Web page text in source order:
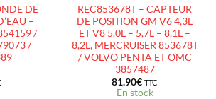
DE
–
/
/
REC853678T – CAPTEUR
DE POSITION GM V6 4,3L
ET V8 5,0L – 5,7L – 8,1L –
8,2L, MERCRUISER 853678T
/ VOLVO PENTA ET OMC
3857487
81.90€ TTC
En stock